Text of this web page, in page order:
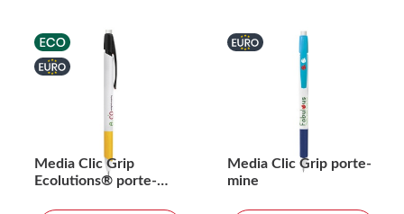
Media Clic Grip
Ecolutions® porte-
Media Clic Grip porte-
mine